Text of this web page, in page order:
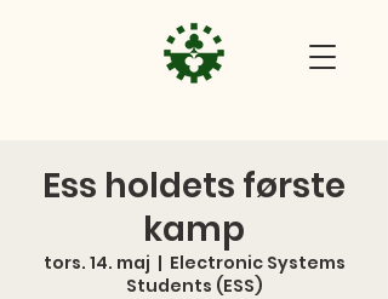
Ess holdets første
kamp
tors. 14. maj
  |
Electronic Systems
Students (ESS)